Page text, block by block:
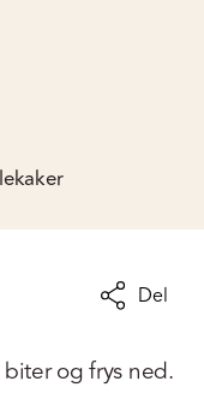
Del
og frys ned.